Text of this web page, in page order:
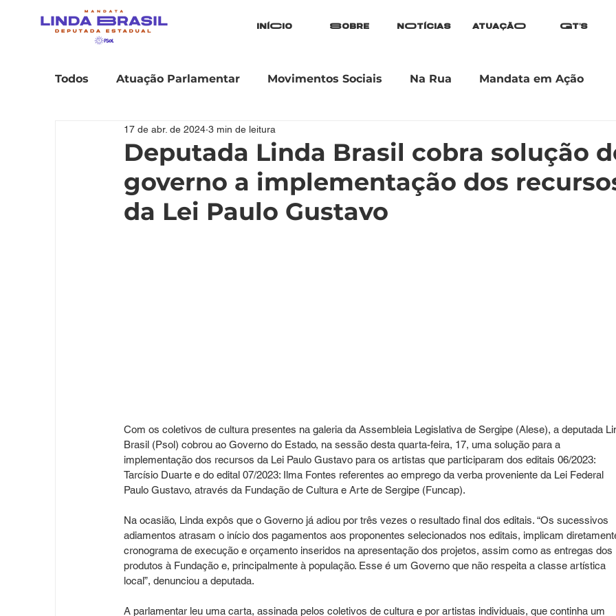
iníCio Sobre nOtícias atuaçãO Gt's
Todos Atuação Parlamentar Movimentos Sociais Na Rua Mandata em Ação
Deputada Linda Brasil cobra solução
governo a implementação dos
da Lei Paulo Gustavo
17 de abr. de 2024 3 min de leitura
Com os coletivos de cultura presentes na galeria da Assembleia Legislativa de Sergipe (Alese), a deputada
Brasil (Psol) cobrou ao Governo do Estado, na sessão desta quarta-feira, 17, uma solução para a
implementação dos recursos da Lei Paulo Gustavo para os artistas que participaram dos editais 06/2023:
Tarcísio Duarte e do edital 07/2023: Ilma Fontes referentes ao emprego da verba proveniente da Lei Federal
Paulo Gustavo, através da Fundação de Cultura e Arte de Sergipe (Funcap).
Na ocasião, Linda expôs que o Governo já adiou por três vezes o resultado final dos editais. “Os sucessivos
adiamentos atrasam o início dos pagamentos aos proponentes selecionados nos editais, implicam
cronograma de execução e orçamento inseridos na apresentação dos projetos, assim como as entregas dos
produtos à Fundação e, principalmente à população. Esse é um Governo que não respeita a classe artística
local”, denunciou a deputada.
A parlamentar leu uma carta, assinada pelos coletivos de cultura e por artistas individuais, que continha um